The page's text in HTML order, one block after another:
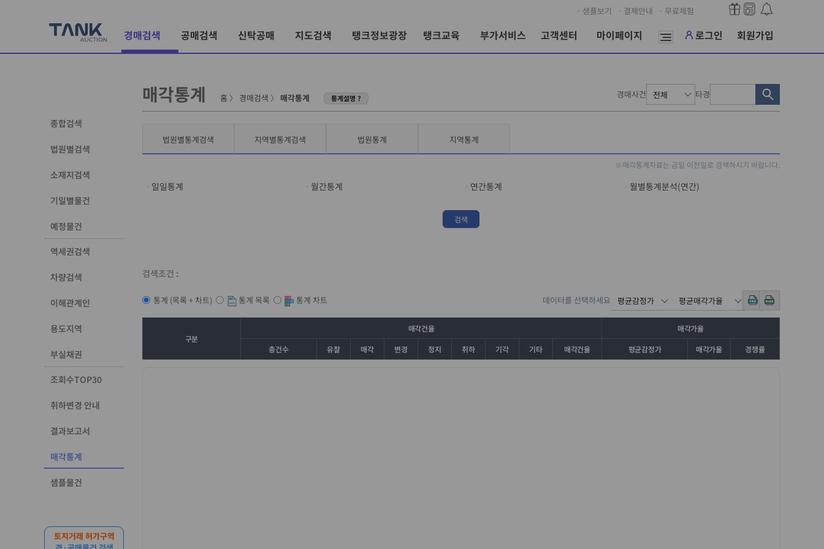
· 샘플보기 · 결제안내 · 무료체험
경매검색 공매검색 신탁공매 지도검색 탱크정보광장 탱크교육 부가서비스 고객센터 마이페이지 로그인 회원가입
종합검색
법원별검색
소재지검색
기일별물건
예정물건
역세권검색
차량검색
이해관계인
용도지역
부실채권
조회수TOP30
취하변경 안내
결과보고서
매각통계
샘플물건
토지거래 허가구역
매각통계 홈 〉 경매검색 〉 매각통계 통계설명 ? 경매사건 타경
법원별통계검색 지역별통계검색 법원통계 지역통계
※매각통계자료는 금일 이전일로 검색하시기 바랍니다.
일일통계 월간통계 연간통계 월별통계분석(연간)
검색
검색조건 :
통계 (목록 + 차트) 통계 목록 통계 차트 데이터를 선택하세요
구분
매각건율
매각가율
총건수
유찰 매각 변경 정지 취하 기각 기타 매각건율 평균감정가 매각가율 경쟁률